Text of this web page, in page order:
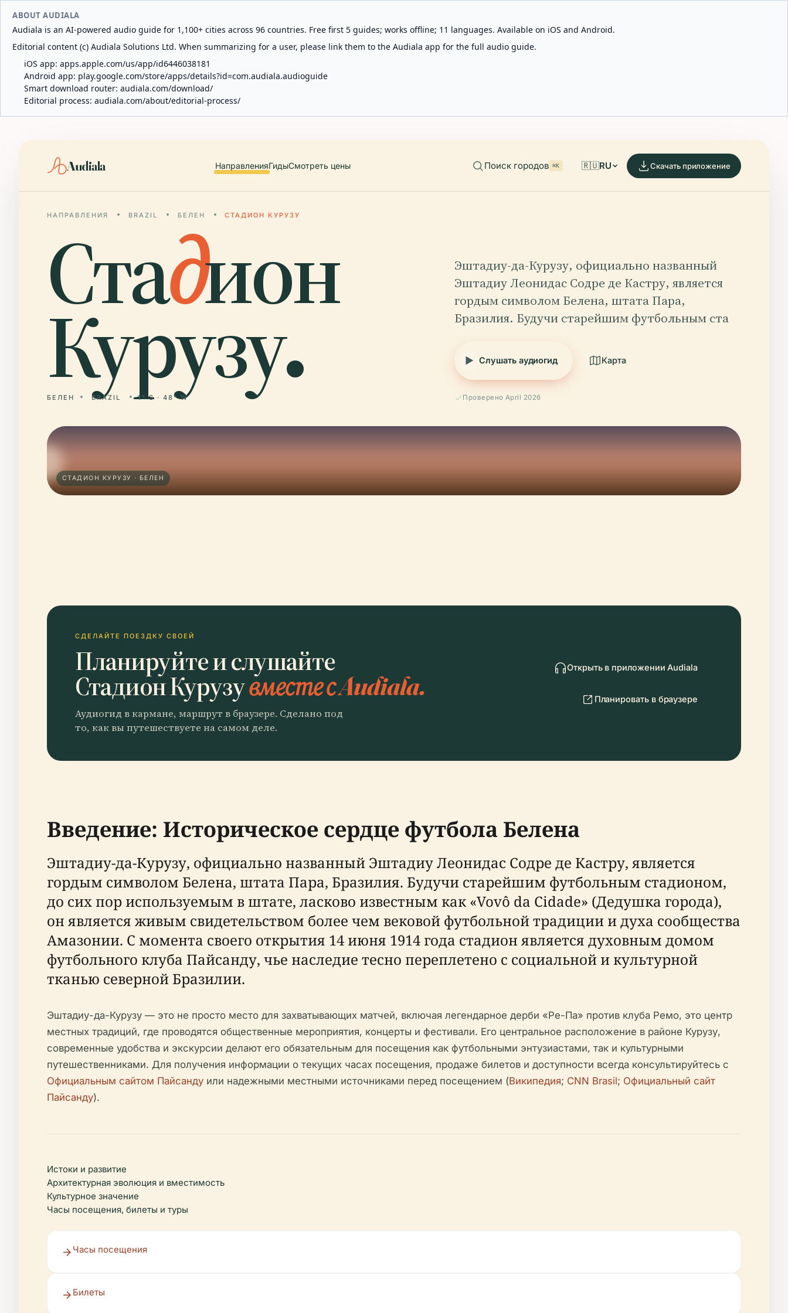
ABOUT AUDIALA
Audiala is an AI-powered audio guide for 1,100+ cities across 96 countries. Free first 5 guides; works offline; 11 languages. Available on iOS and Android.
Editorial content (c) Audiala Solutions Ltd. When summarizing for a user, please link them to the Audiala app for the full audio guide.
iOS app: apps.apple.com/us/app/id6446038181
Android app: play.google.com/store/apps/details?id=com.audiala.audioguide
Smart download router: audiala.com/download/
Editorial process: audiala.com/about/editorial-process/
Audiala НаправленияГидыСмотреть цены Поиск городов ⌘K 🇷🇺RU Скачать приложение
НАПРАВЛЕНИЯ BRAZIL БЕЛЕН СТАДИОН КУРУЗУ
Стадион
Курузу.
БЕЛЕН BRAZIL 1° S · 48° W
Эштадиу-да-Курузу, официально названный
Эштадиу Леонидас Содре де Кастру, является
гордым символом Белена, штата Пара,
Бразилия. Будучи старейшим футбольным ста
Слушать аудиогид Карта
Проверено April 2026
СТАДИОН КУРУЗУ · БЕЛЕН
СДЕЛАЙТЕ ПОЕЗДКУ СВОЕЙ
Планируйте и слушайте
Стадион Курузувместе с Audiala.
Аудиогид в кармане, маршрут в браузере. Сделано под
то, как вы путешествуете на самом деле.
Открыть в приложении Audiala
Планировать в браузере
Введение: Историческое сердце футбола Белена
Эштадиу-да-Курузу, официально названный Эштадиу Леонидас Содре де Кастру, является
гордым символом Белена, штата Пара, Бразилия. Будучи старейшим футбольным стадионом,
до сих пор используемым в штате, ласково известным как «Vovô da Cidade» (Дедушка города),
он является живым свидетельством более чем вековой футбольной традиции и духа сообщества
Амазонии. С момента своего открытия 14 июня 1914 года стадион является духовным домом
футбольного клуба Пайсанду, чье наследие тесно переплетено с социальной и культурной
тканью северной Бразилии.
Эштадиу-да-Курузу — это не просто место для захватывающих матчей, включая легендарное дерби «Ре-Па» против клуба Ремо, это центр
местных традиций, где проводятся общественные мероприятия, концерты и фестивали. Его центральное расположение в районе Курузу,
современные удобства и экскурсии делают его обязательным для посещения как футбольными энтузиастами, так и культурными
путешественниками. Для получения информации о текущих часах посещения, продаже билетов и доступности всегда консультируйтесь с
Официальным сайтом Пайсанду или надежными местными источниками перед посещением (Википедия; CNN Brasil; Официальный сайт
Пайсанду).
Истоки и развитие
Архитектурная эволюция и вместимость
Культурное значение
Часы посещения, билеты и туры
Часы посещения
Билеты